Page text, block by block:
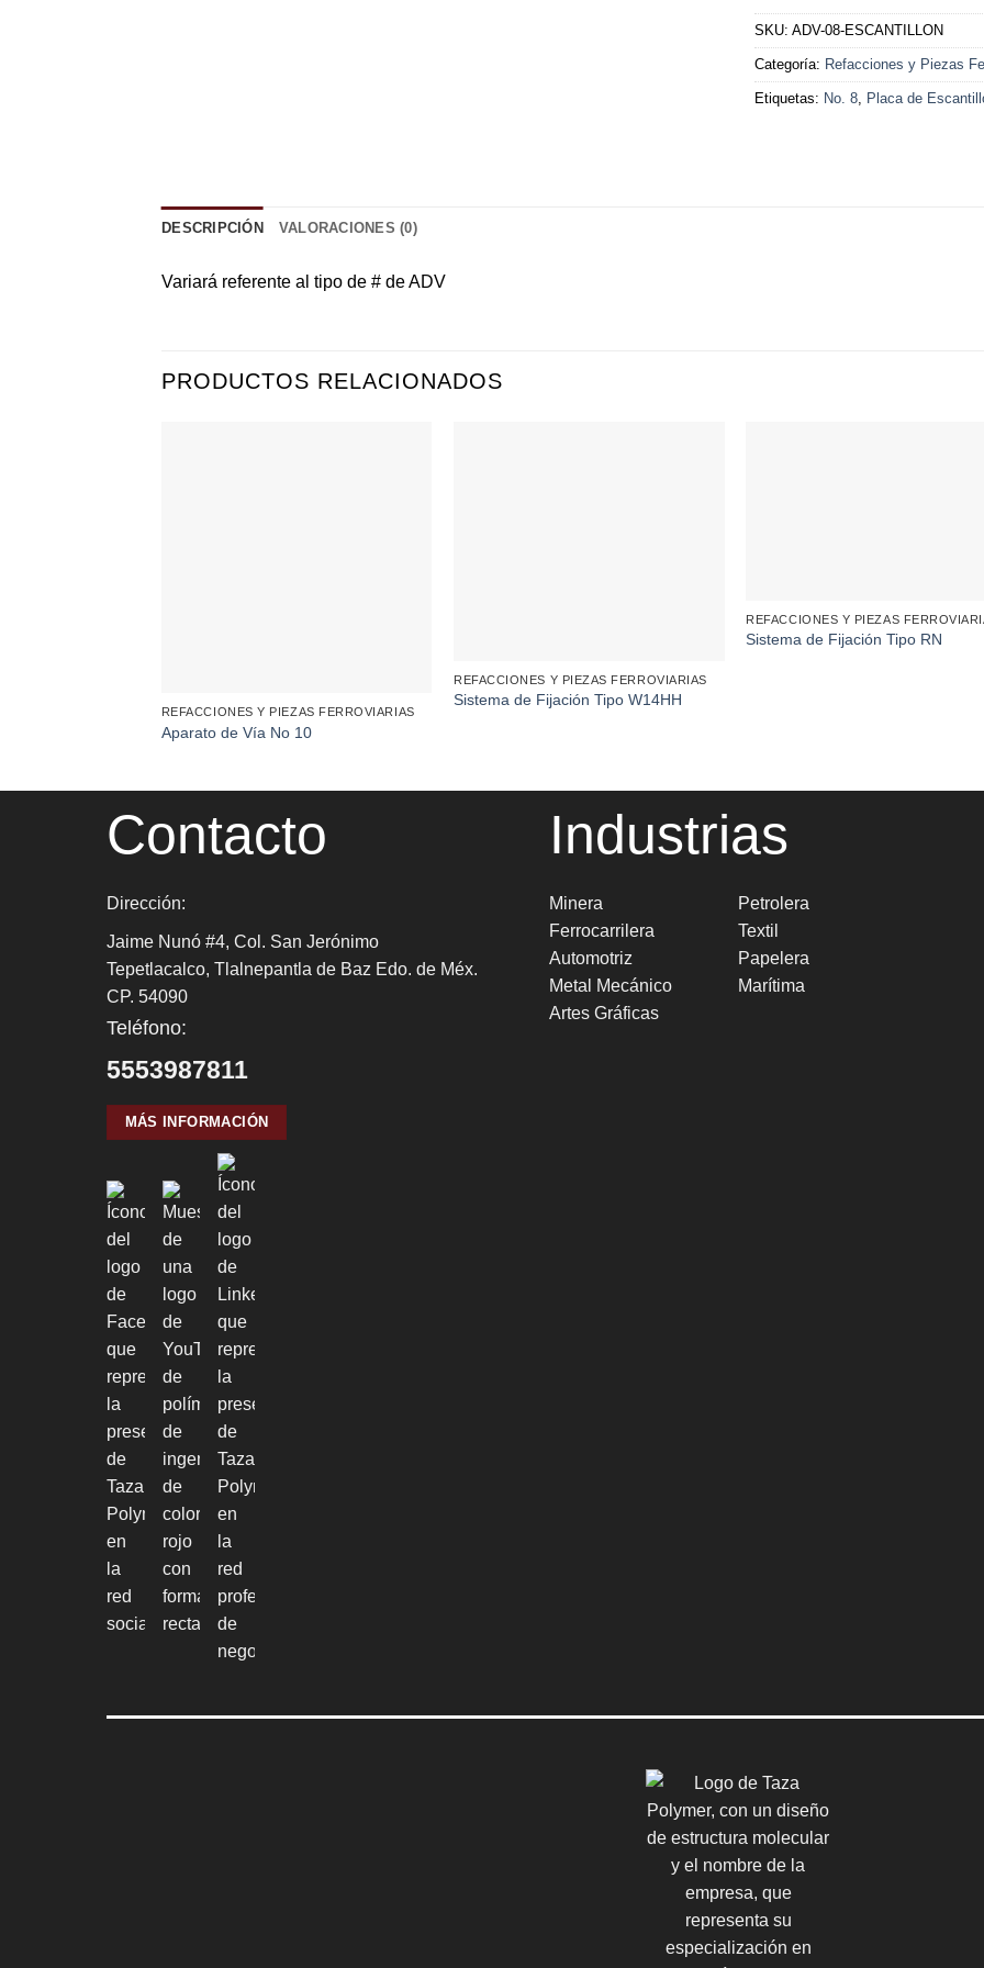
SKU: ADV-08-ESCANTILLON
Categoría: Refacciones y Piezas
Etiquetas: No. 8 Placa de
DESCRIPCIÓN VALORACIONES (0)
Variará referente al tipo de # de ADV
PRODUCTOS RELACIONADOS
REFACCIONES Y PIEZAS FERROVIARIAS
Aparato de Vía No 10
REFACCIONES Y PIEZAS FERROVIARIAS
Sistema de Fijación Tipo W14HH
REFACCIONES Y PIEZAS
Sistema de Fijación Tipo RN
Contacto
Dirección:
Jaime Nunó #4, Col. San Jerónimo
Tepetlacalco, Tlalnepantla de Baz Edo. de Méx.
CP. 54090
Teléfono:
5553987811
MÁS INFORMACIÓN
Industrias
Minera
Ferrocarrilera
Automotriz
Metal Mecánico
Artes Gráficas
Petrolera
Textil
Papelera
Marítima